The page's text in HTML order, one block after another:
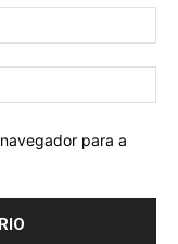
para a